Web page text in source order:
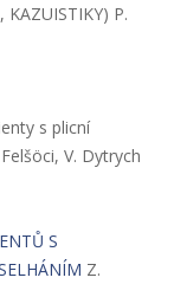
KAZUISTIKY) P.
s plicní
V. Dytrych
S
Z.